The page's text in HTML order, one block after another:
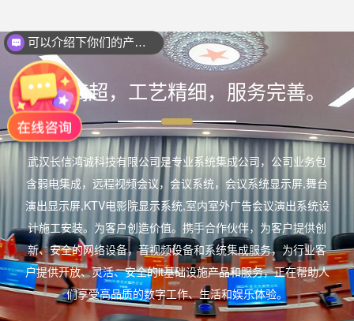
技术高超，工艺精细，服务完善。
武汉长信鸿诚科技有限公司是专业系统集成公司，公司业务包
含弱电集成，远程视频会议，会议系统，会议系统显示屏,舞台
演出显示屏,KTV电影院显示系统,室内室外广告会议演出系统设
计施工安装。为客户创造价值。携手合作伙伴，为客户提供创
新、安全的网络设备，音视频设备和系统集成服务，为行业客
户提供开放、灵活、安全的it基础设施产品和服务，正在帮助人
们享受高品质的数字工作、生活和娱乐体验。
可以介绍下你们的产品么？